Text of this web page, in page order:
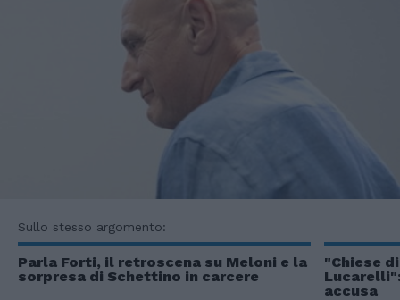
Sullo stesso argomento:
Parla Forti, il retroscena su Meloni e la
sorpresa di Schettino in carcere
"Chiese
accusa